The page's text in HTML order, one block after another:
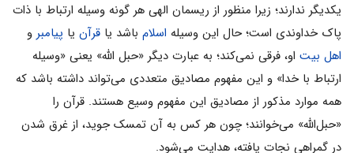
یکدیگر ندارند؛ زیرا منظور از ریسمان الهی هر گونه وسیله ارتباط با ذات
پاک خداوندی است؛ حال این وسیله اسلام باشد یا قرآن یا پیامبر و
اهل بیت او، فرقی نمی‌کند؛ به عبارت دیگر «حبل الله» یعنی «وسیله
ارتباط با خدا» و این مفهوم مصادیق متعددی می‌تواند داشته باشد که
همه موارد مذکور از مصادیق این مفهوم وسیع‌ هستند. قرآن را
«حبل‌الله» می‌خوانند؛ چون هر کس به آن تمسک جوید، از غرق شدن
در گمراهی نجات یافته، هدایت می‌شود.